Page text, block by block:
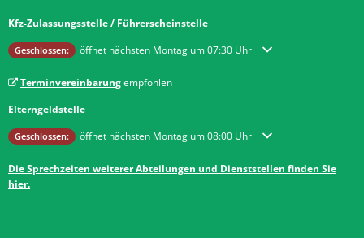
Kfz-Zulassungsstelle / Führerscheinstelle
Klicken, um weitere Öffnungs- oder Schließzeiten auszublenden
Geschlossen: öffnet nächsten Montag um 07:30 Uhr
Terminvereinbarungempfohlen
Elterngeldstelle
Klicken, um weitere Öffnungs- oder Schließzeiten auszublenden
Geschlossen: öffnet nächsten Montag um 08:00 Uhr
Die Sprechzeiten weiterer Abteilungen und Dienststellen finden Sie
hier.